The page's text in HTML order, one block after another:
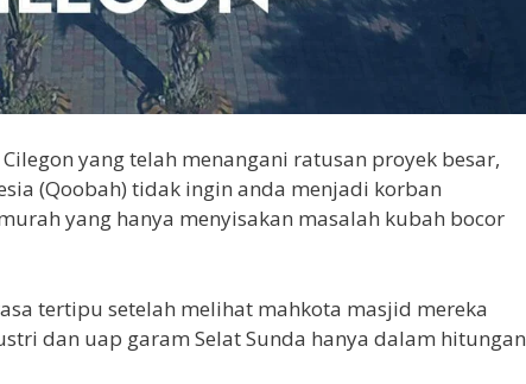
yang telah menangani ratusan proyek besar,
(Qoobah) tidak ingin anda menjadi korban
yang hanya menyisakan masalah kubah bocor
tertipu setelah melihat mahkota masjid mereka
dan uap garam Selat Sunda hanya dalam hitungan